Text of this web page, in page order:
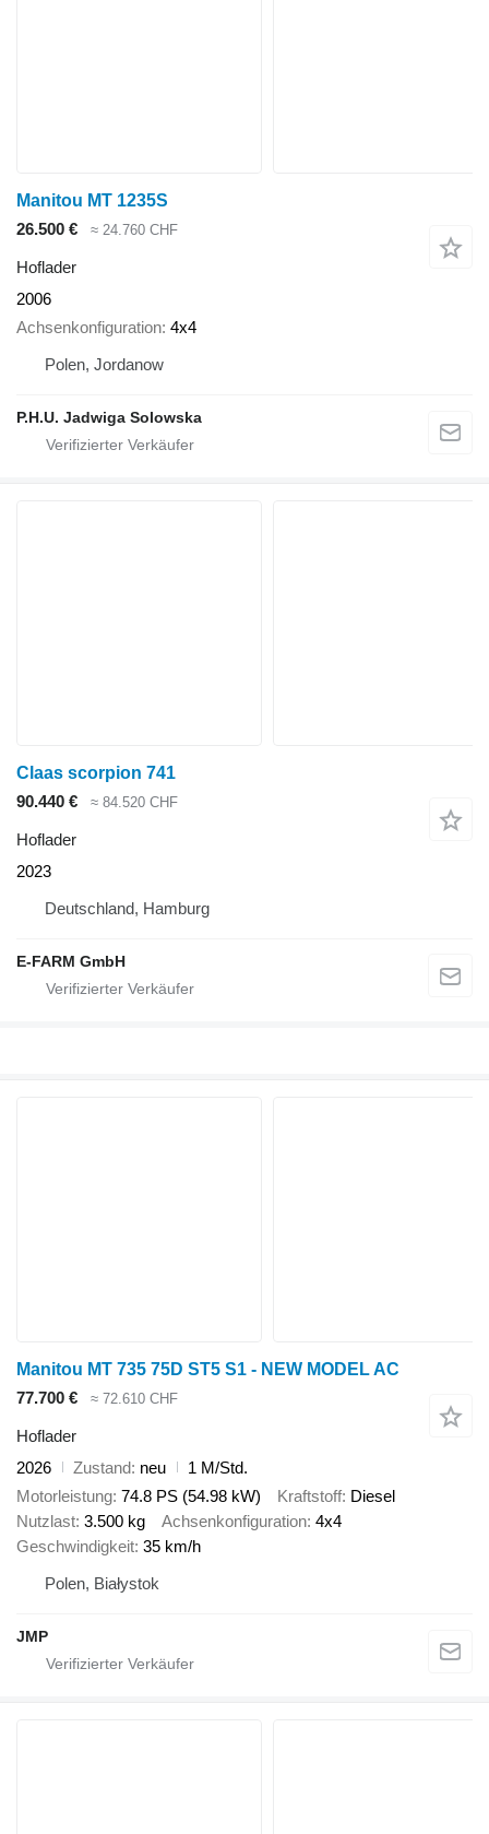
Manitou MT 1235S
26.500 €
≈ 24.760 CHF
Hoflader
2006
Achsenkonfiguration 4x4
Polen, Jordanow
P.H.U. Jadwiga Solowska
Claas scorpion 741
90.440 €
≈ 84.520 CHF
Hoflader
2023
Deutschland, Hamburg
E-FARM GmbH
Manitou MT 735 75D ST5 S1 - NEW MODEL AC
77.700 €
≈ 72.610 CHF
Hoflader
2026
Zustand neu
1 M/Std.
Motorleistung 74.8 PS (54.98 kW) Kraftstoff Diesel
Nutzlast 3.500 kg Achsenkonfiguration 4x4
Geschwindigkeit 35 km/h
Polen, Białystok
JMP